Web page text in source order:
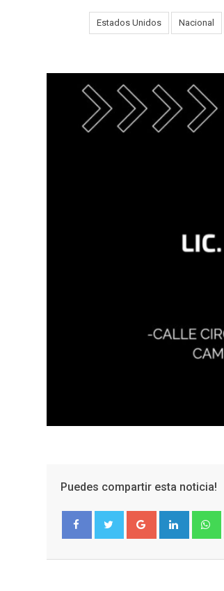
Estados Unidos Nacional
Puedes compartir esta noticia!
Google+ LinkedIn